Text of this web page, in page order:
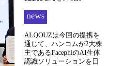
news
ALQOUZは今回の提携を
通じて、ハンコムが2大株
主であるFacephiのAI生体
認識ソリューションを日